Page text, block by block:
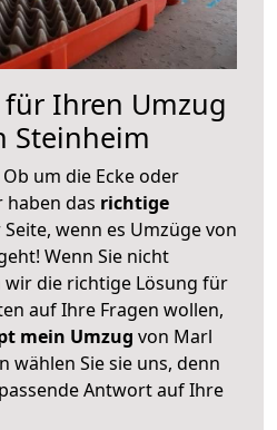
für Ihren Umzug
Steinheim
um die Ecke oder
das richtige
wenn es Umzüge von
Wenn Sie nicht
wir die richtige Lösung für
auf Ihre Fragen wollen,
mein Umzug von Marl
wählen Sie sie uns, denn
Antwort auf Ihre